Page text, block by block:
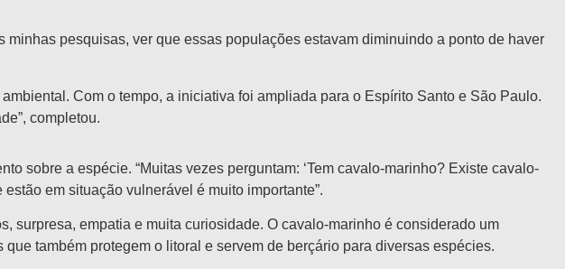
pesquisas, ver que essas populações estavam diminuindo a ponto de haver
Com o tempo, a iniciativa foi ampliada para o Espírito Santo e São Paulo.
completou.
sobre a espécie. “Muitas vezes perguntam: ‘Tem cavalo-marinho? Existe cavalo-
em situação vulnerável é muito importante”.
surpresa, empatia e muita curiosidade. O cavalo-marinho é considerado um
também protegem o litoral e servem de berçário para diversas espécies.